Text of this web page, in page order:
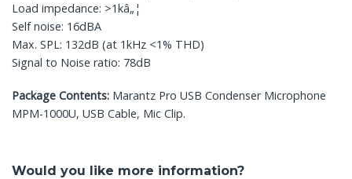
Load impedance: >1kâ„¦
Self noise: 16dBA
Max. SPL: 132dB (at 1kHz <1% THD)
Signal to Noise ratio: 78dB
Package Contents: Marantz Pro USB Condenser Microphone
MPM-1000U, USB Cable, Mic Clip.
Would you like more information?